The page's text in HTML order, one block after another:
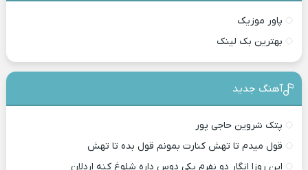
پاور موزیک
بهترین بک لینک
آهنگ جدید
پتک شروین حاجی پور
قول میدم تا تهش کنارت بمونم قول بده تا تهش
این روزا انگار دو نفرم یکی دوس داره شلوغ کنه اردلان